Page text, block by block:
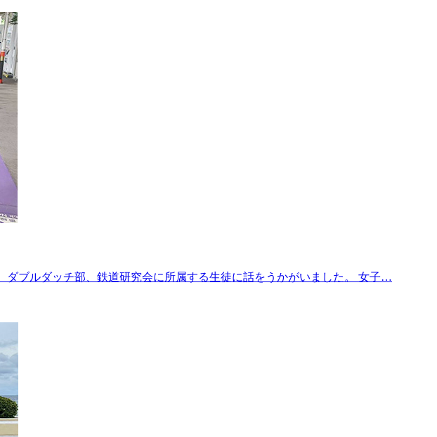
ダブルダッチ部、鉄道研究会に所属する生徒に話をうかがいました。 女子…